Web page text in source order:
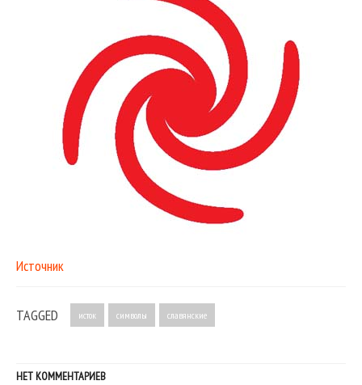
Источник
TAGGED исток символы славянские
НЕТ КОММЕНТАРИЕВ